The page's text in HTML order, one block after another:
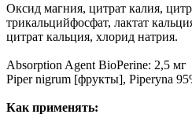
Оксид магния, цитрат калия,
трикальцийфосфат, лактат
цитрат кальция, хлорид натрия.
Absorption Agent BioPerine: 2,5 мг
Piper nigrum [фрукты], Piperyna
Как применять: